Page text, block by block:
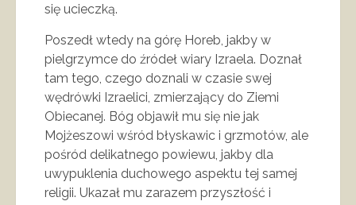
się ucieczką.
Poszedł wtedy na górę Horeb, jakby w
pielgrzymce do źródeł wiary Izraela. Doznał
tam tego, czego doznali w czasie swej
wędrówki Izraelici, zmierzający do Ziemi
Obiecanej. Bóg objawił mu się nie jak
Mojżeszowi wśród błyskawic i grzmotów, ale
pośród delikatnego powiewu, jakby dla
uwypuklenia duchowego aspektu tej samej
religii. Ukazał mu zarazem przyszłość i